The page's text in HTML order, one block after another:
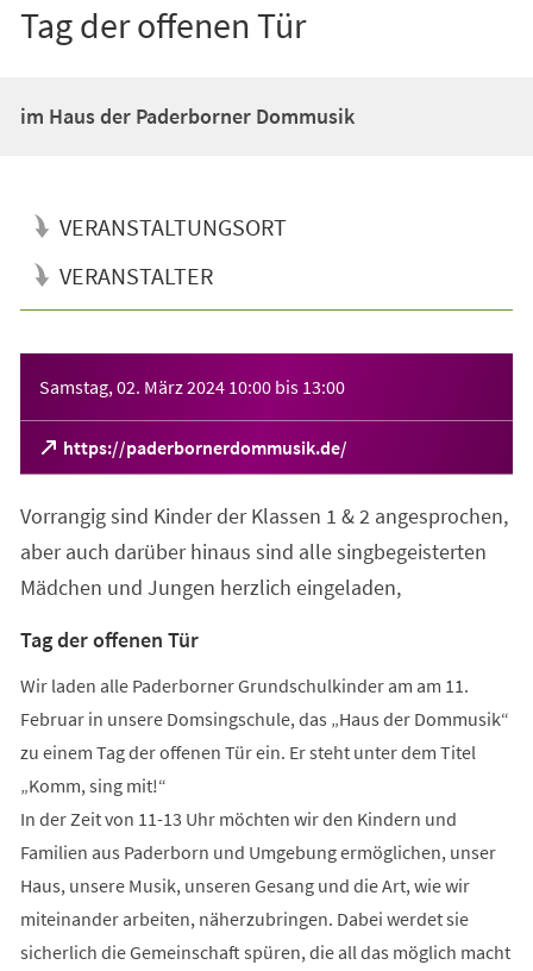
Tag der offenen Tür
im Haus der Paderborner Dommusik
VERANSTALTUNGSORT
VERANSTALTER
Samstag, 02. März 2024 10:00 bis 13:00
https://paderbornerdommusik.de/
(Öffnet
in
neuen
Vorrangig sind Kinder der Klassen 1 & 2 angesprochen,
aber auch darüber hinaus sind alle singbegeisterten
Mädchen und Jungen herzlich eingeladen,
Tag der offenen Tür
Wir laden alle Paderborner Grundschulkinder am am 11.
Februar in unsere Domsingschule, das „Haus der Dommusik“
zu einem Tag der offenen Tür ein. Er steht unter dem Titel
„Komm, sing mit!“
In der Zeit von 11-13 Uhr möchten wir den Kindern und
Familien aus Paderborn und Umgebung ermöglichen, unser
Haus, unsere Musik, unseren Gesang und die Art, wie wir
miteinander arbeiten, näherzubringen. Dabei werdet sie
sicherlich die Gemeinschaft spüren, die all das möglich macht